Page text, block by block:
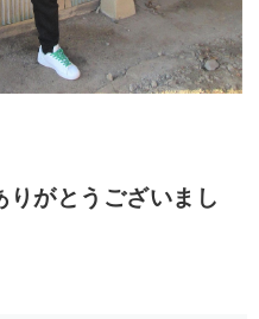
りがとうございまし